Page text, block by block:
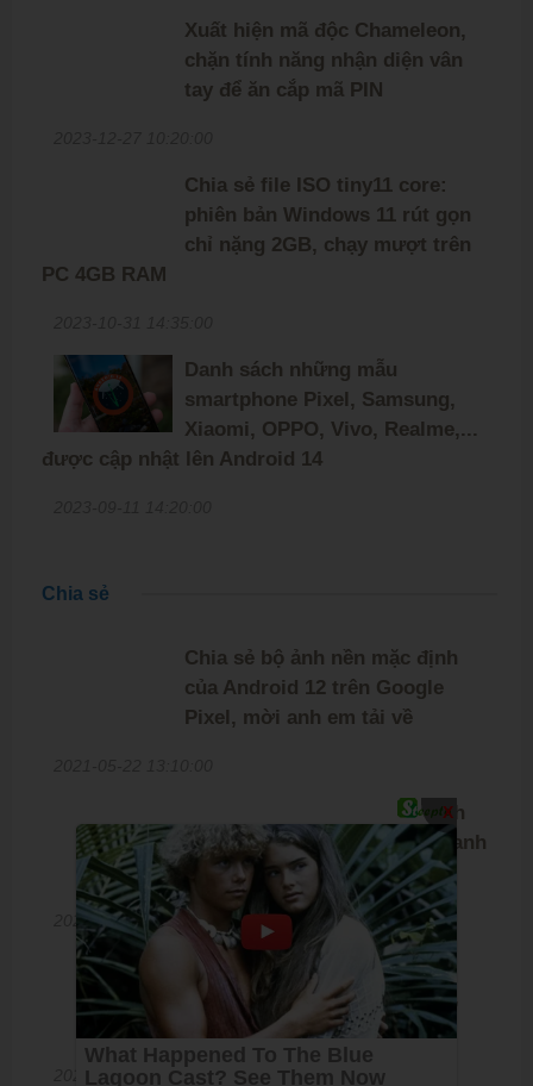
Xuất hiện mã độc Chameleon,
chặn tính năng nhận diện vân
tay để ăn cắp mã PIN
Chia sẻ file ISO tiny11 core:
phiên bản Windows 11 rút gọn
chỉ nặng 2GB, chạy mượt trên
PC 4GB RAM
Danh sách những mẫu
smartphone Pixel, Samsung,
Xiaomi, OPPO, Vivo, Realme,...
được cập nhật lên Android 14
Chia sẻ
Chia sẻ bộ ảnh nền mặc định
của Android 12 trên Google
Pixel, mời anh em tải về
Chia sẻ bộ hình nền mặc định
trên Galaxy S21 series, mời anh
em tải về sử dụng
2020-12-19 13:35:00
Chia sẻ bộ ảnh nền cho máy
tính cực đẹp chất lượng cao,
mời anh em tải về
2020-12-13 17:00:00
X